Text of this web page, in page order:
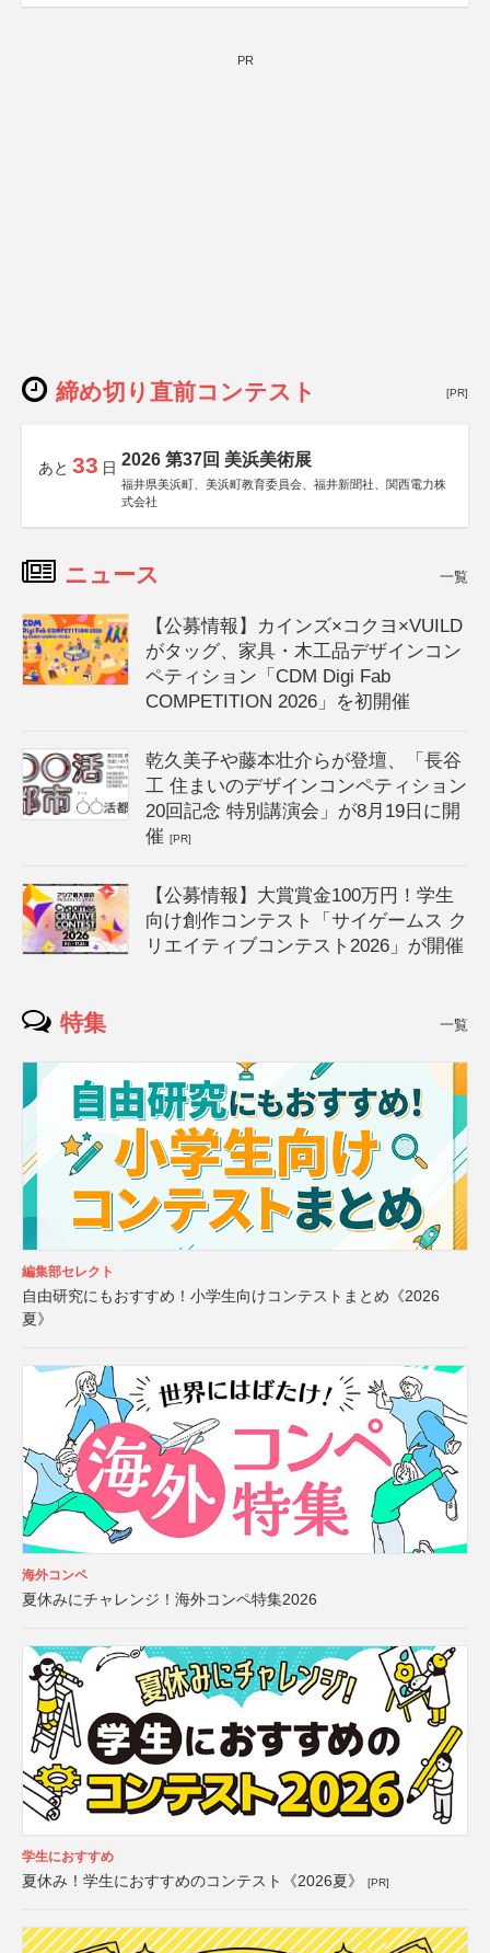
PR
締め切り直前コンテスト [PR]
あと 33 日 2026 第37回 美浜美術展
福井県美浜町、美浜町教育委員会、福井新聞社、関西電力株
式会社
ニュース 一覧
【公募情報】カインズ×コクヨ×VUILD
がタッグ、家具・木工品デザインコン
ペティション「CDM Digi Fab
COMPETITION 2026」を初開催
乾久美子や藤本壮介らが登壇、「長谷
工 住まいのデザインコンペティション
20回記念 特別講演会」が8月19日に開
催[PR]
【公募情報】大賞賞金100万円！学生
向け創作コンテスト「サイゲームス ク
リエイティブコンテスト2026」が開催
特集 一覧
編集部セレクト
自由研究にもおすすめ！小学生向けコンテストまとめ《2026
夏》
海外コンペ
夏休みにチャレンジ！海外コンペ特集2026
学生におすすめ
夏休み！学生におすすめのコンテスト《2026夏》 [PR]